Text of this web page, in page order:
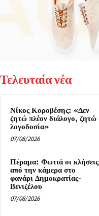
Τελευταία νέα
Νίκος Κοροβέσης: «Δεν
ζητώ πλέον διάλογο, ζητώ
λογοδοσία»
07/08/2026
Πέραμα: Φωτιά οι κλήσεις
από την κάμερα στο
φανάρι Δημοκρατίας-
Βενιζέλου
07/08/2026